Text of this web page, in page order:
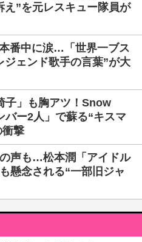
え”を元レスキュー隊員が
番中に涙…「世界一ブス
ジェンド歌手の言葉”が大
子」も胸アツ！Snow
ー2人」で蘇る“キスマ
衝撃
の声も…松本潤「アイドル
懸念される“一部旧ジャ